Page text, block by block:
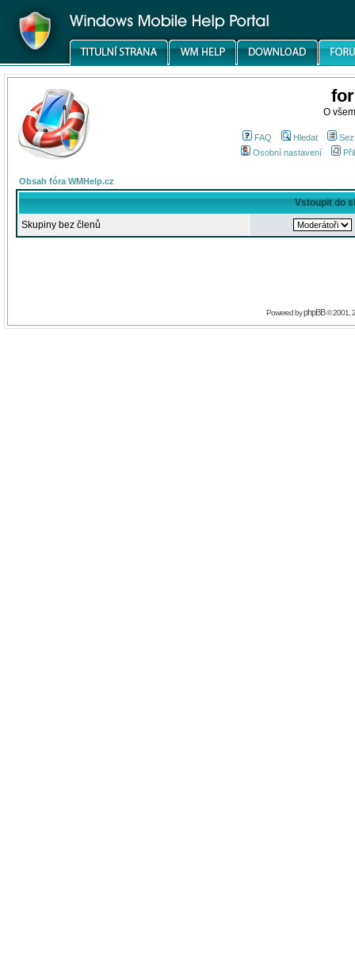
O
FAQ Hledat
Osobní nastavení
Obsah fóra WMHelp.cz
Vstoupit do
Skupiny bez členů
Powered byphpBB© 2001,